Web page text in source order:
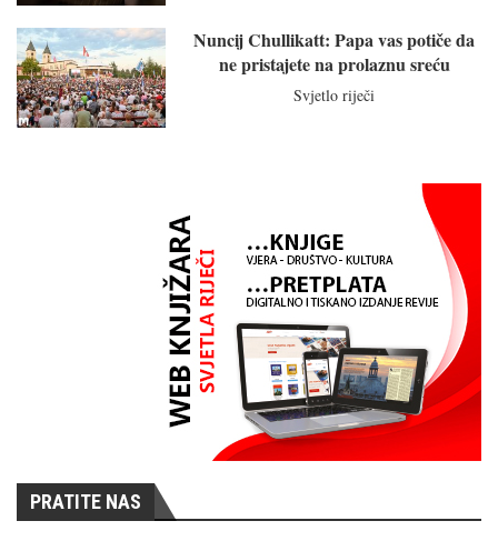
Nuncij Chullikatt: Papa vas potiče da
ne pristajete na prolaznu sreću
Svjetlo riječi
PRATITE NAS